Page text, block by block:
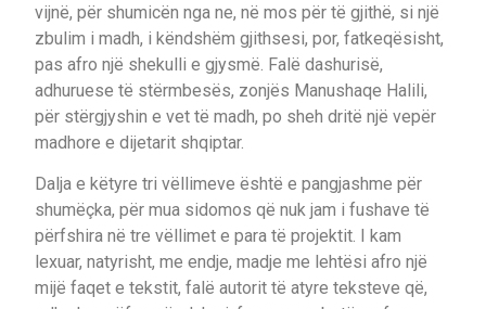
vijnë, për shumicën nga ne, në mos për të gjithë, si një
zbulim i madh, i këndshëm gjithsesi, por, fatkeqësisht,
pas afro një shekulli e gjysmë. Falë dashurisë,
adhuruese të stërmbesës, zonjës Manushaqe Halili,
për stërgjyshin e vet të madh, po sheh dritë një vepër
madhore e dijetarit shqiptar.
Dalja e këtyre tri vëllimeve është e pangjashme për
shumëçka, për mua sidomos që nuk jam i fushave të
përfshira në tre vëllimet e para të projektit. I kam
lexuar, natyrisht, me endje, madje me lehtësi afro një
mijë faqet e tekstit, falë autorit të atyre teksteve që,